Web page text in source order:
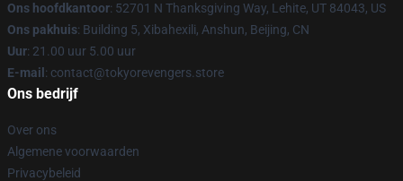
Ons hoofdkantoor: 52701 N Thanksgiving Way, Lehite, UT 84043, US
Ons pakhuis: Building 5, Xibahexili, Anshun, Beijing, CN
Uur: 21.00 uur 5.00 uur
E-mail : contact@tokyorevengers.store
Ons bedrijf
Over ons
Algemene voorwaarden
Privacybeleid